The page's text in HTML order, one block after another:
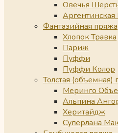
Овечья
Фантазийная пряжа
Хлопок Травка
Париж
Пуффи
Пуффи Колор
Толстая (объемная)
Меринго
Альпина
Херитайдж
Суперлана